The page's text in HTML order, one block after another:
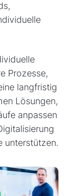
Prozesse,
langfristig
Lösungen,
anpassen
unterstützen.